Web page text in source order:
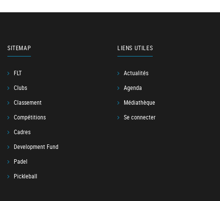
SITEMAP
FLT
Clubs
Classement
Compétitions
Cadres
Development Fund
Padel
Pickleball
LIENS UTILES
Actualités
Agenda
Médiathèque
Se connecter